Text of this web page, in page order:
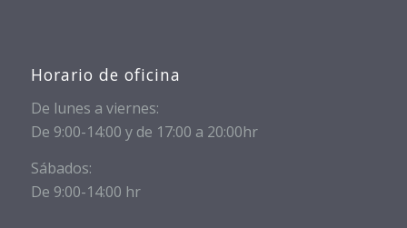
Horario de oficina
De lunes a viernes:
De 9:00-14:00 y de 17:00 a 20:00hr
Sábados:
De 9:00-14:00 hr